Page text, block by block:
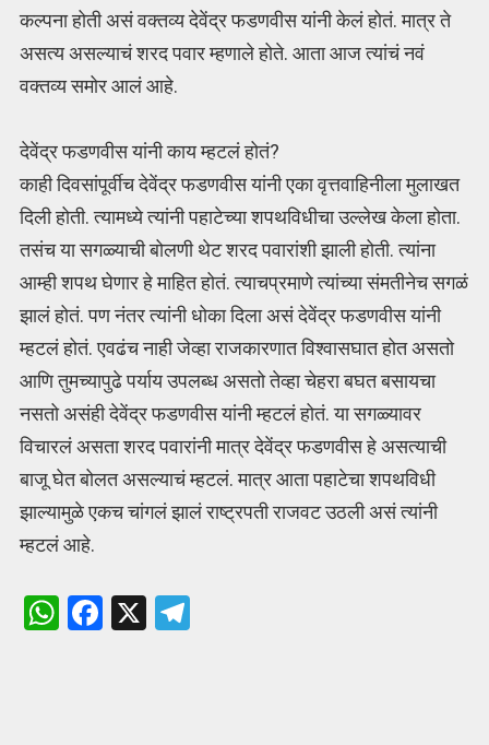
कल्पना होती असं वक्तव्य देवेंद्र फडणवीस यांनी केलं होतं. मात्र ते
असत्य असल्याचं शरद पवार म्हणाले होते. आता आज त्यांचं नवं
वक्तव्य समोर आलं आहे.
देवेंद्र फडणवीस यांनी काय म्हटलं होतं?
काही दिवसांपूर्वीच देवेंद्र फडणवीस यांनी एका वृत्तवाहिनीला मुलाखत
दिली होती. त्यामध्ये त्यांनी पहाटेच्या शपथविधीचा उल्लेख केला होता.
तसंच या सगळ्याची बोलणी थेट शरद पवारांशी झाली होती. त्यांना
आम्ही शपथ घेणार हे माहित होतं. त्याचप्रमाणे त्यांच्या संमतीनेच सगळं
झालं होतं. पण नंतर त्यांनी धोका दिला असं देवेंद्र फडणवीस यांनी
म्हटलं होतं. एवढंच नाही जेव्हा राजकारणात विश्वासघात होत असतो
आणि तुमच्यापुढे पर्याय उपलब्ध असतो तेव्हा चेहरा बघत बसायचा
नसतो असंही देवेंद्र फडणवीस यांनी म्हटलं होतं. या सगळ्यावर
विचारलं असता शरद पवारांनी मात्र देवेंद्र फडणवीस हे असत्याची
बाजू घेत बोलत असल्याचं म्हटलं. मात्र आता पहाटेचा शपथविधी
झाल्यामुळे एकच चांगलं झालं राष्ट्रपती राजवट उठली असं त्यांनी
म्हटलं आहे.
W F X T